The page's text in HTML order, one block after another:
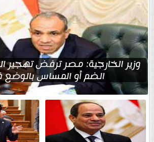
وزير الخارجية: مصر ترفض تهجير
الضم أو المساس